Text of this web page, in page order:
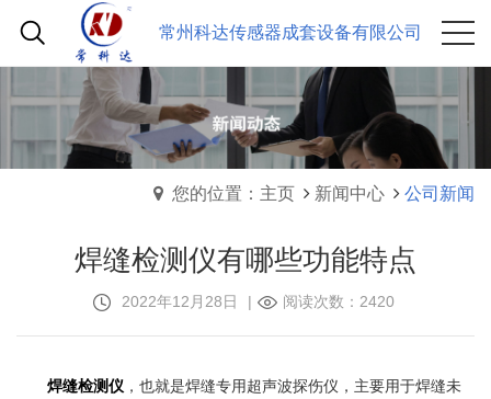
常州科达传感器成套设备有限公司
您的位置：主页 新闻中心 公司新闻
焊缝检测仪有哪些功能特点
2022年12月28日 | 阅读次数：2420
焊缝检测仪 ，也就是焊缝专用超声波探伤仪，主要用于焊缝未